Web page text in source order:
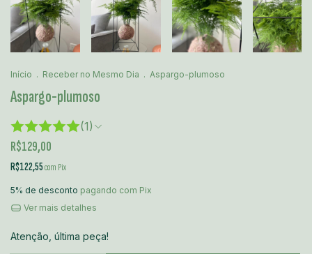
Início . Receber no Mesmo Dia . Aspargo-plumoso
Aspargo-plumoso
(1)
R$129,00
R$122,55com Pix
5% de desconto pagando com Pix
Ver mais detalhes
Atenção, última peça!